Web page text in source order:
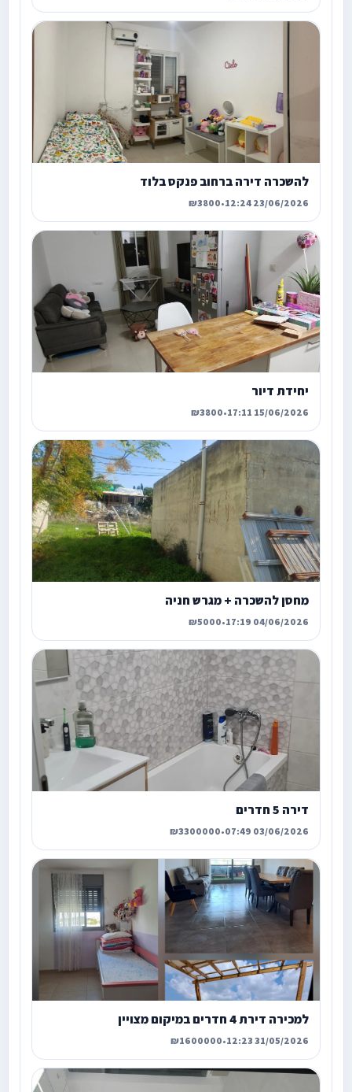
להשכרה דירה ברחוב פנקס בלוד
23/06/2026 12:24
•
₪3800
יחידת דיור
15/06/2026 17:11
•
₪3800
מחסן להשכרה + מגרש חניה
04/06/2026 17:19
•
₪5000
דירה 5 חדרים
03/06/2026 07:49
•
₪3300000
למכירה דירת 4 חדרים במיקום מצויין
31/05/2026 12:23
•
₪1600000